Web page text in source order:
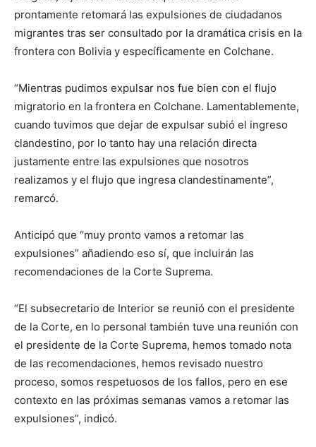
prontamente retomará las expulsiones de ciudadanos
migrantes tras ser consultado por la dramática crisis en la
frontera con Bolivia y específicamente en Colchane.
“Mientras pudimos expulsar nos fue bien con el flujo
migratorio en la frontera en Colchane. Lamentablemente,
cuando tuvimos que dejar de expulsar subió el ingreso
clandestino, por lo tanto hay una relación directa
justamente entre las expulsiones que nosotros
realizamos y el flujo que ingresa clandestinamente”,
remarcó.
Anticipó que “muy pronto vamos a retomar las
expulsiones” añadiendo eso sí, que incluirán las
recomendaciones de la Corte Suprema.
“El subsecretario de Interior se reunió con el presidente
de la Corte, en lo personal también tuve una reunión con
el presidente de la Corte Suprema, hemos tomado nota
de las recomendaciones, hemos revisado nuestro
proceso, somos respetuosos de los fallos, pero en ese
contexto en las próximas semanas vamos a retomar las
expulsiones”, indicó.